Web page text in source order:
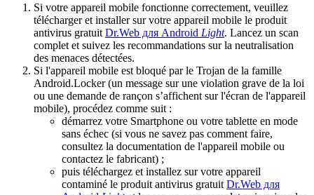
Si votre appareil mobile fonctionne correctement, veuillez
télécharger et installer sur votre appareil mobile le produit
antivirus gratuit Dr.Web для Android Light. Lancez un scan
complet et suivez les recommandations sur la neutralisation
des menaces détectées.
Si l'appareil mobile est bloqué par le Trojan de la famille
Android.Locker (un message sur une violation grave de la loi
ou une demande de rançon s’affichent sur l'écran de l'appareil
mobile), procédez comme suit :
démarrez votre Smartphone ou votre tablette en mode
sans échec (si vous ne savez pas comment faire,
consultez la documentation de l'appareil mobile ou
contactez le fabricant) ;
puis téléchargez et installez sur votre appareil
contaminé le produit antivirus gratuit Dr.Web для